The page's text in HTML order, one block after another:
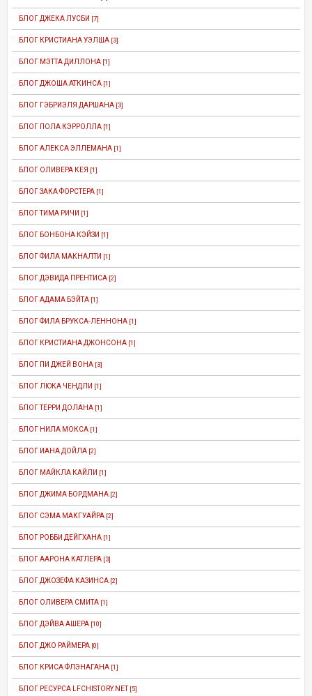
БЛОГ ДЖЕКА ЛУСБИ [7]
БЛОГ КРИСТИАНА УЭЛША [3]
БЛОГ МЭТТА ДИЛЛОНА [1]
БЛОГ ДЖОША АТКИНСА [1]
БЛОГ ГЭБРИЭЛЯ ДАРШАНА [3]
БЛОГ ПОЛА КЭРРОЛЛА [1]
БЛОГ АЛЕКСА ЭЛЛЕМАНА [1]
БЛОГ ОЛИВЕРА КЕЯ [1]
БЛОГ ЗАКА ФОРСТЕРА [1]
БЛОГ ТИМА РИЧИ [1]
БЛОГ БОНБОНА КЭЙЗИ [1]
БЛОГ ФИЛА МАКНАЛТИ [1]
БЛОГ ДЭВИДА ПРЕНТИСА [2]
БЛОГ АДАМА БЭЙТА [1]
БЛОГ ФИЛА БРУКСА-ЛЕННОНА [1]
БЛОГ КРИСТИАНА ДЖОНСОНА [1]
БЛОГ ПИ ДЖЕЙ ВОНА [3]
БЛОГ ЛЮКА ЧЕНДЛИ [1]
БЛОГ ТЕРРИ ДОЛАНА [1]
БЛОГ НИЛА МОКСА [1]
БЛОГ ИАНА ДОЙЛА [2]
БЛОГ МАЙКЛА КАЙЛИ [1]
БЛОГ ДЖИМА БОРДМАНА [2]
БЛОГ СЭМА МАКГУАЙРА [2]
БЛОГ РОББИ ДЕЙГХАНА [1]
БЛОГ ААРОНА КАТЛЕРА [3]
БЛОГ ДЖОЗЕФА КАЗИНСА [2]
БЛОГ ОЛИВЕРА СМИТА [1]
БЛОГ ДЭЙВА АШЕРА [10]
БЛОГ ДЖО РАЙМЕРА [0]
БЛОГ КРИСА ФЛЭНАГАНА [1]
БЛОГ РЕСУРСА LFCHISTORY.NET [5]